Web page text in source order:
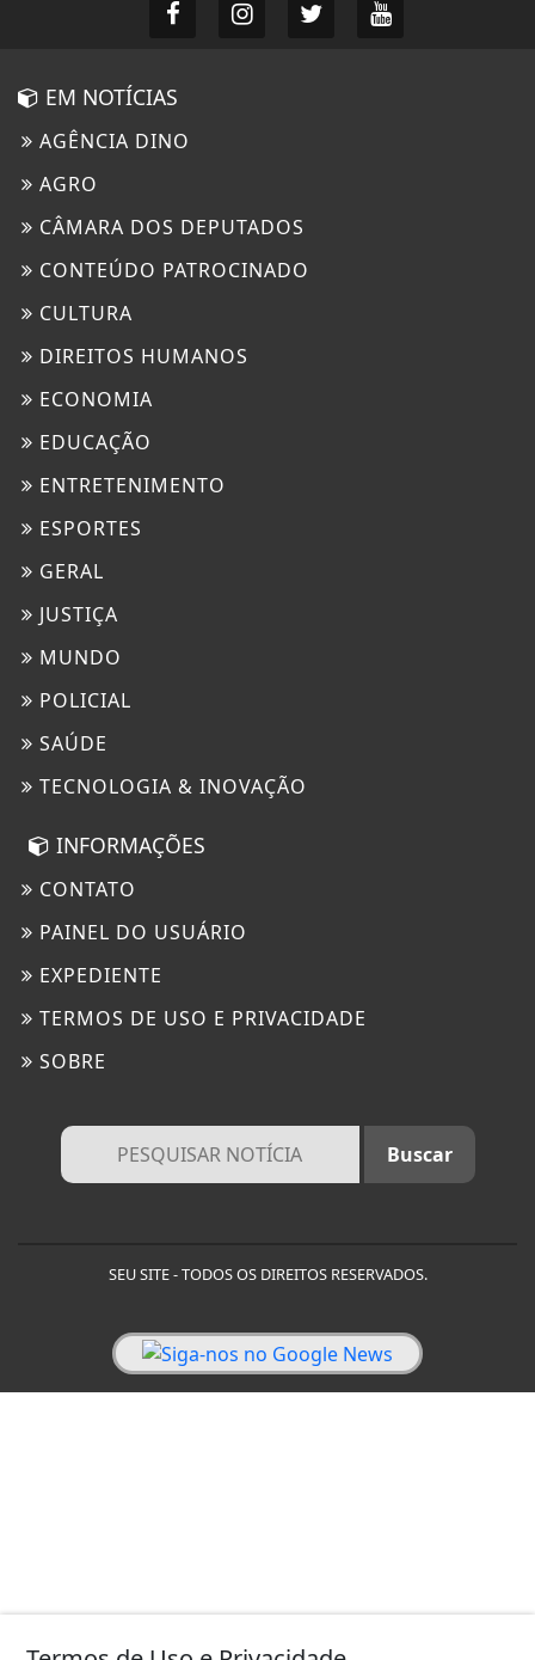
EM NOTÍCIAS
AGÊNCIA DINO
AGRO
CÂMARA DOS DEPUTADOS
CONTEÚDO PATROCINADO
CULTURA
DIREITOS HUMANOS
ECONOMIA
EDUCAÇÃO
ENTRETENIMENTO
ESPORTES
GERAL
JUSTIÇA
MUNDO
POLICIAL
SAÚDE
TECNOLOGIA & INOVAÇÃO
INFORMAÇÕES
CONTATO
PAINEL DO USUÁRIO
EXPEDIENTE
TERMOS DE USO E PRIVACIDADE
SOBRE
SEU SITE - TODOS OS DIREITOS RESERVADOS.